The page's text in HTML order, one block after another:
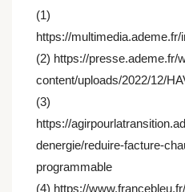
(1)
https://
(2) https://presse.ademe.fr/
content/uploads/2022/12/
(3)
https://
denergie/reduire-facture-
programmable
(4) https://